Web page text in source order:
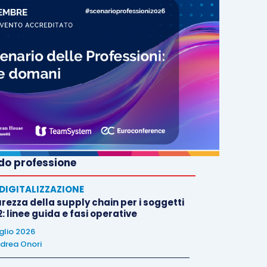
professione
della supply chain per i soggetti
linee guida e fasi operative
2026
Onori